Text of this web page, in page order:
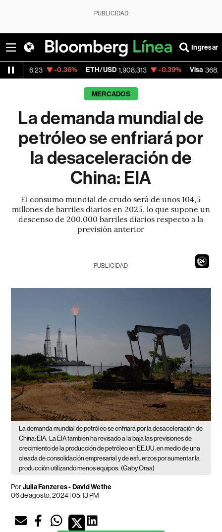
PUBLICIDAD
Ingresar
-0.36% ETH/USD 1,908.313 -0.39% Visa 368.54 -0.28%
MERCADOS
La demanda mundial de
petróleo se enfriará por
la desaceleración de
China: EIA
El consumo mundial de crudo será de unos 104,5
millones de barriles diarios en 2025, lo que supone un
descenso de 200.000 barriles diarios respecto a la
previsión anterior
22
PUBLICIDAD
La demanda mundial de petróleo se enfriará por la desaceleración de
China: EIA. La EIA también ha revisado a la baja las previsiones de
crecimiento de la producción de petróleo en EE.UU. en medio de una
oleada de consolidación empresarial y de esfuerzos por aumentar la
producción utilizando menos equipos. (Gaby Oraa)
PorJulia Fanzeres - David Wethe
06 de agosto, 2024 | 05:13 PM